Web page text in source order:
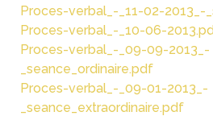
Proces-verbal_-_11-02-2013_-
Proces-verbal_-_10-06-
Proces-verbal_-_09-09-2013_-
_seance_ordinaire.pdf
Proces-verbal_-_09-01-2013_-
_seance_extraordinaire.pdf